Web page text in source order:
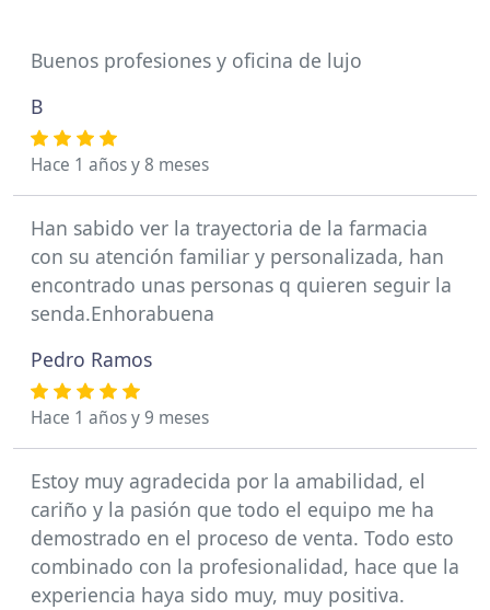
Buenos profesiones y oficina de lujo
B
Hace 1 años y 8 meses
Han sabido ver la trayectoria de la farmacia
con su atención familiar y personalizada, han
encontrado unas personas q quieren seguir la
senda.Enhorabuena
Pedro Ramos
Hace 1 años y 9 meses
Estoy muy agradecida por la amabilidad, el
cariño y la pasión que todo el equipo me ha
demostrado en el proceso de venta. Todo esto
combinado con la profesionalidad, hace que la
experiencia haya sido muy, muy positiva.